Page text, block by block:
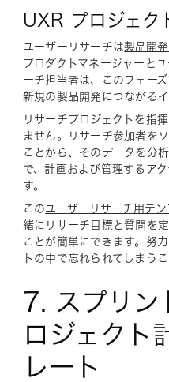
UXR プロジェク
ユーザーリサーチは製品開
プロダクトマネージャーと
ーチ担当者は、このフェー
新規の製品開発につながる
リサーチプロジェクトを指
ません。リサーチ参加者を
ことから、そのデータを分
で、計画および管理するア
す。
この ユーザーリサーチ用テン
緒にリサーチ目標と質問を
ことが簡単にできます。努
トの中で忘れられてしまう
7. スプリン
ロジェクト
レート